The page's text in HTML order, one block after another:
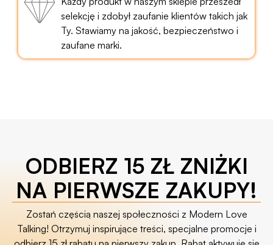
selekcję i zdobył zaufanie klientów takich jak
Ty. Stawiamy na jakość, bezpieczeństwo i
zaufane marki.
ODBIERZ 15 ZŁ ZNIŻKI
NA PIERWSZE ZAKUPY!
Zostań częścią naszej społeczności z Modern Love
Talking! Otrzymuj inspirujące treści, specjalne promocje i